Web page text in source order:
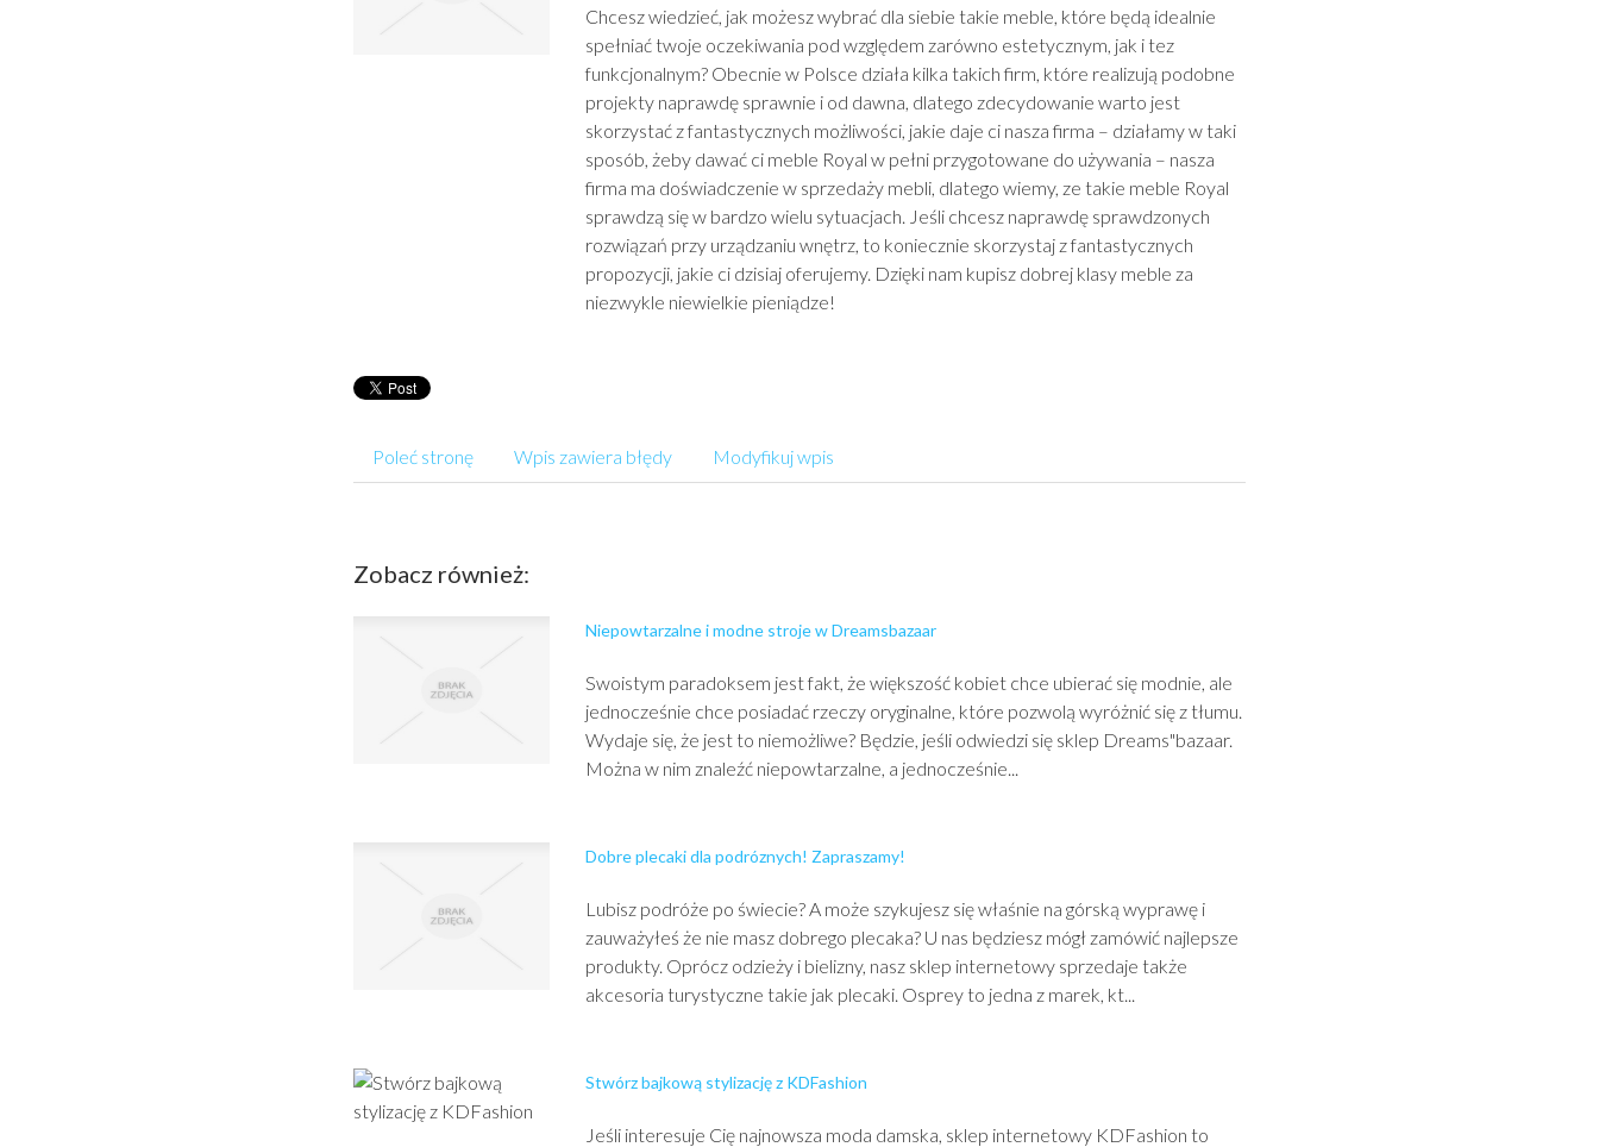
Chcesz wiedzieć, jak możesz wybrać dla siebie takie meble, które będą idealnie
spełniać twoje oczekiwania pod względem zarówno estetycznym, jak i tez
funkcjonalnym? Obecnie w Polsce działa kilka takich firm, które realizują podobne
projekty naprawdę sprawnie i od dawna, dlatego zdecydowanie warto jest
skorzystać z fantastycznych możliwości, jakie daje ci nasza firma – działamy w taki
sposób, żeby dawać ci meble Royal w pełni przygotowane do używania – nasza
firma ma doświadczenie w sprzedaży mebli, dlatego wiemy, ze takie meble Royal
sprawdzą się w bardzo wielu sytuacjach. Jeśli chcesz naprawdę sprawdzonych
rozwiązań przy urządzaniu wnętrz, to koniecznie skorzystaj z fantastycznych
propozycji, jakie ci dzisiaj oferujemy. Dzięki nam kupisz dobrej klasy meble za
niezwykle niewielkie pieniądze!
Poleć stronę Wpis zawiera błędy Modyfikuj wpis
Zobacz również:
Niepowtarzalne i modne stroje w Dreamsbazaar
Swoistym paradoksem jest fakt, że większość kobiet chce ubierać się modnie, ale
jednocześnie chce posiadać rzeczy oryginalne, które pozwolą wyróżnić się z tłumu.
Wydaje się, że jest to niemożliwe? Będzie, jeśli odwiedzi się sklep Dreams"bazaar.
Można w nim znaleźć niepowtarzalne, a jednocześnie...
Dobre plecaki dla podróznych! Zapraszamy!
Lubisz podróże po świecie? A może szykujesz się właśnie na górską wyprawę i
zauważyłeś że nie masz dobrego plecaka? U nas będziesz mógł zamówić najlepsze
produkty. Oprócz odzieży i bielizny, nasz sklep internetowy sprzedaje także
akcesoria turystyczne takie jak plecaki. Osprey to jedna z marek, kt...
Stwórz bajkową stylizację z KDFashion
Jeśli interesuje Cię najnowsza moda damska, sklep internetowy KDFashion to